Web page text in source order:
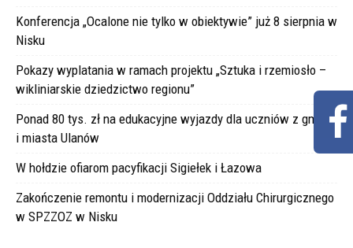
Konferencja „Ocalone nie tylko w obiektywie” już 8 sierpnia w
Nisku
Pokazy wyplatania w ramach projektu „Sztuka i rzemiosło –
wikliniarskie dziedzictwo regionu”
Ponad 80 tys. zł na edukacyjne wyjazdy dla uczniów z gminy
i miasta Ulanów
W hołdzie ofiarom pacyfikacji Sigiełek i Łazowa
Zakończenie remontu i modernizacji Oddziału Chirurgicznego
w SPZZOZ w Nisku